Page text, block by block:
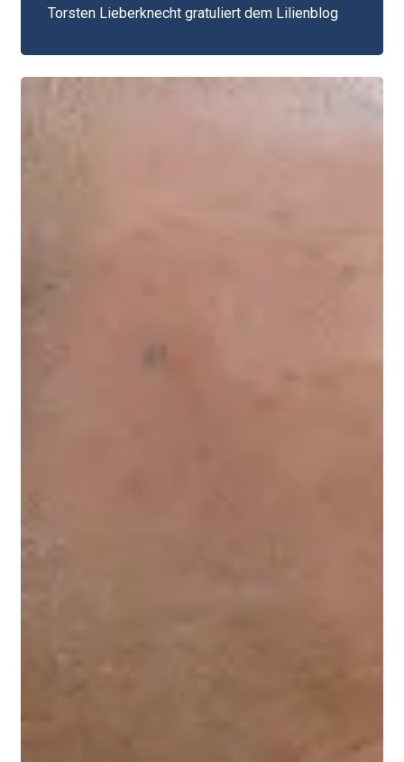
Torsten Lieberknecht gratuliert dem Lilienblog